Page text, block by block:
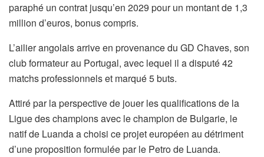
paraphé un contrat jusqu’en 2029 pour un montant de 1,3
million d’euros, bonus compris.
L’ailier angolais arrive en provenance du GD Chaves, son
club formateur au Portugal, avec lequel il a disputé 42
matchs professionnels et marqué 5 buts.
Attiré par la perspective de jouer les qualifications de la
Ligue des champions avec le champion de Bulgarie, le
natif de Luandaa choisi ce projet européen au détriment
d’une proposition formulée par le Petro de Luanda.